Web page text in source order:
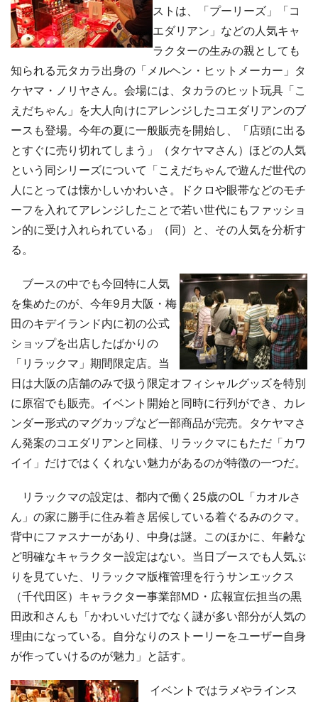
ストは、「プーリーズ」「コ
エダリアン」などの人気キャ
ラクターの生みの親としても
知られる元タカラ出身の「メルヘン・ヒットメーカー」タ
ケヤマ・ノリヤさん。会場には、タカラのヒット玩具「こ
えだちゃん」を大人向けにアレンジしたコエダリアンのブ
ースも登場。今年の夏に一般販売を開始し、「店頭に出る
とすぐに売り切れてしまう」（タケヤマさん）ほどの人気
という同シリーズについて「こえだちゃんで遊んだ世代の
人にとっては懐かしいかわいさ。ドクロや眼帯などのモチ
ーフを入れてアレンジしたことで若い世代にもファッショ
ン的に受け入れられている」（同）と、その人気を分析す
る。
ブースの中でも今回特に人気
を集めたのが、今年9月大阪・梅
田のキデイランド内に初の公式
ショップを出店したばかりの
「リラックマ」期間限定店。当
日は大阪の店舗のみで扱う限定オフィシャルグッズを特別
に原宿でも販売。イベント開始と同時に行列ができ、カレ
ンダー形式のマグカップなど一部商品が完売。タケヤマさ
ん発案のコエダリアンと同様、リラックマにもただ「カワ
イイ」だけではくくれない魅力があるのが特徴の一つだ。
リラックマの設定は、都内で働く25歳のOL「カオルさ
ん」の家に勝手に住み着き居候している着ぐるみのクマ。
背中にファスナーがあり、中身は謎。このほかに、年齢な
ど明確なキャラクター設定はない。当日ブースでも人気ぶ
りを見ていた、リラックマ版権管理を行うサンエックス
（千代田区）キャラクター事業部MD・広報宣伝担当の黒
田政和さんも「かわいいだけでなく謎が多い部分が人気の
理由になっている。自分なりのストーリーをユーザー自身
が作っていけるのが魅力」と話す。
イベントではラメやラインス